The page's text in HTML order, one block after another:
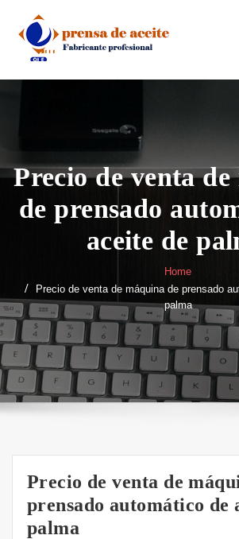
content
Precio de venta
de prensado
aceite de
Home
Precio de venta de máquina de prensado
palma
Precio de venta de
prensado automático de
palma